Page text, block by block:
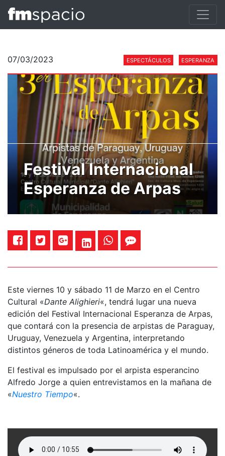
07/03/2023 ESPECTÁCULOS ESPERANZA
Festival Internacional
Esperanza de Arpas
Este viernes 10 y sábado 11 de Marzo en el Centro
Cultural «Dante Alighieri«, tendrá lugar una nueva
edición del Festival Internacional Esperanza de Arpas,
que contará con la presencia de arpistas de Paraguay,
Uruguay, Venezuela y Argentina, interpretando
distintos géneros de toda Latinoamérica y el mundo.
El festival es impulsado por el arpista esperancino
Alfredo Jorge a quien entrevistamos en la mañana de
«Nuestro Tiempo«.